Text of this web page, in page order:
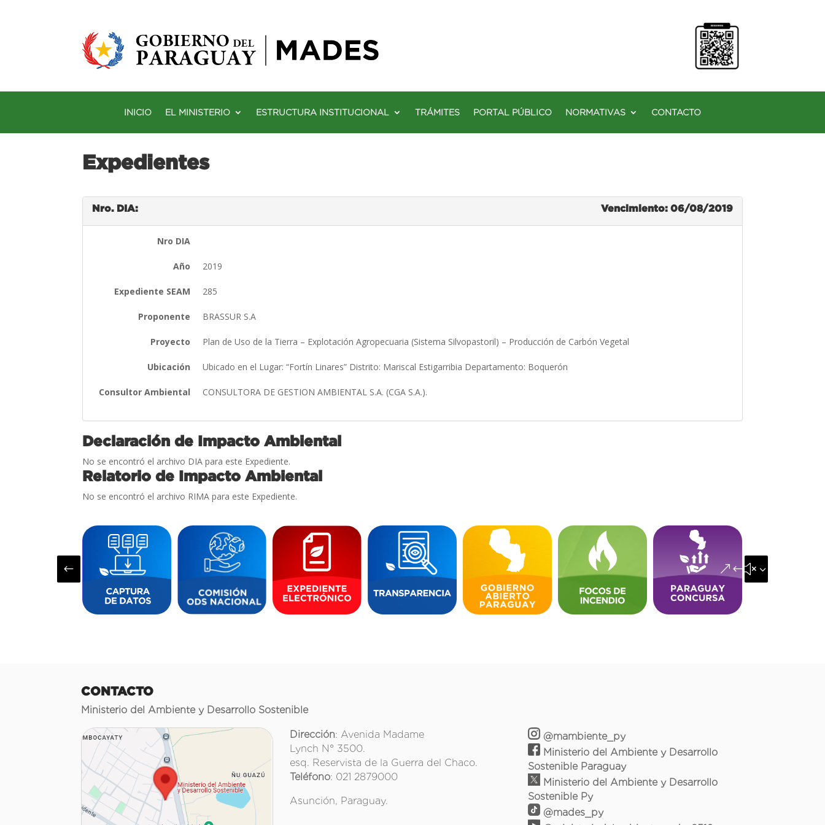
INICIO EL MINISTERIO ESTRUCTURA INSTITUCIONAL TRÁMITES PORTAL PÚBLICO NORMATIVAS CONTACTO
Expedientes
Nro. DIA: Vencimiento: 06/08/2019
Nro DIA
Año 2019
Expediente SEAM 285
Proponente BRASSUR S.A
Proyecto Plan de Uso de la Tierra – Explotación Agropecuaria (Sistema Silvopastoril) – Producción de Carbón Vegetal
Ubicación Ubicado en el Lugar: “Fortín Linares” Distrito: Mariscal Estigarribia Departamento: Boquerón
Consultor Ambiental CONSULTORA DE GESTION AMBIENTAL S.A. (CGA S.A.).
Declaración de Impacto Ambiental
No se encontró el archivo DIA para este Expediente.
Relatorio de Impacto Ambiental
No se encontró el archivo RIMA para este Expediente.
# &#x35;
CONTACTO
Ministerio del Ambiente y Desarrollo Sostenible
Dirección: Avenida Madame
Lynch N° 3500.
esq. Reservista de la Guerra del Chaco.
Teléfono: 021 2879000
Asunción, Paraguay.
@mambiente_py
Ministerio del Ambiente y Desarrollo
Sostenible Paraguay
Ministerio del Ambiente y Desarrollo
Sostenible Py
@mades_py